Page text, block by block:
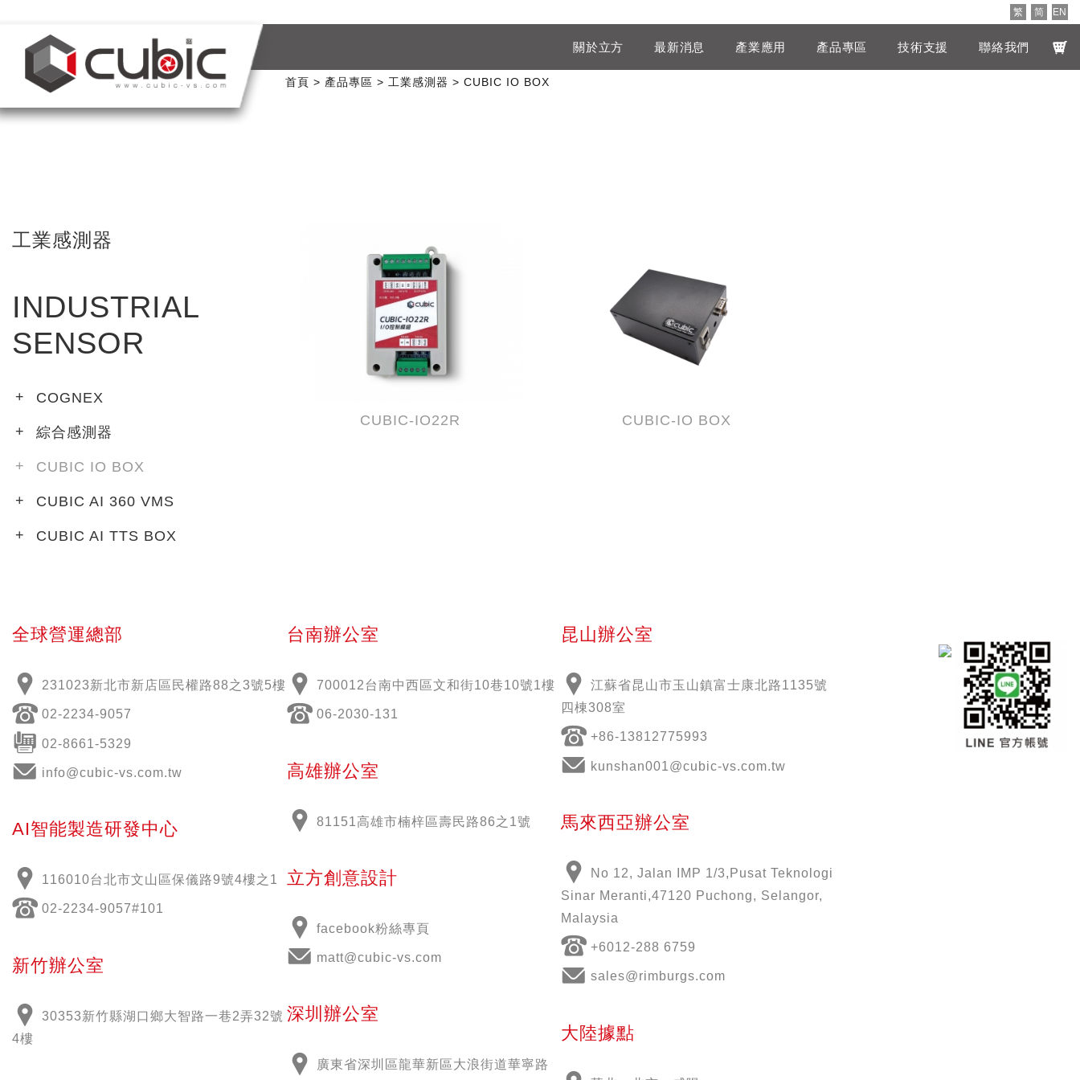
繁 简 EN
關於立方 最新消息 產業應用 產品專區 技術支援 聯絡我們
首頁 產品專區 工業感測器 CUBIC IO BOX
工業感測器
INDUSTRIAL
SENSOR
COGNEX
綜合感測器
CUBIC IO BOX
CUBIC AI 360 VMS
CUBIC AI TTS BOX
CUBIC-IO22R CUBIC-IO BOX
全球營運總部
231023新北市新店區民權路88之3號5樓
02-2234-9057
02-8661-5329
info@cubic-vs.com.tw
AI智能製造研發中心
116010台北市文山區保儀路9號4樓之1
02-2234-9057#101
新竹辦公室
30353新竹縣湖口鄉大智路一巷2弄32號
4樓
台南辦公室
700012台南中西區文和街10巷10號1樓
06-2030-131
高雄辦公室
81151高雄市楠梓區壽民路86之1號
立方創意設計
facebook粉絲專頁
matt@cubic-vs.com
深圳辦公室
廣東省深圳區龍華新區大浪街道華寧路
昆山辦公室
江蘇省昆山市玉山鎮富士康北路1135號
四棟308室
+86-13812775993
kunshan001@cubic-vs.com.tw
馬來西亞辦公室
No 12, Jalan IMP 1/3,Pusat Teknologi
Sinar Meranti,47120 Puchong, Selangor,
Malaysia
+6012-288 6759
sales@rimburgs.com
大陸據點